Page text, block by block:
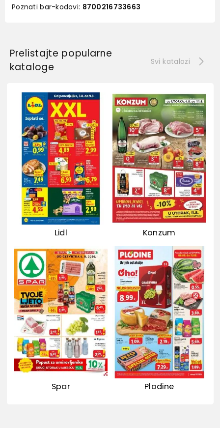
Poznati bar-kodovi: 8700216733663
Prelistajte popularne
kataloge
Svi katalozi
Lidl Konzum
Spar Plodine